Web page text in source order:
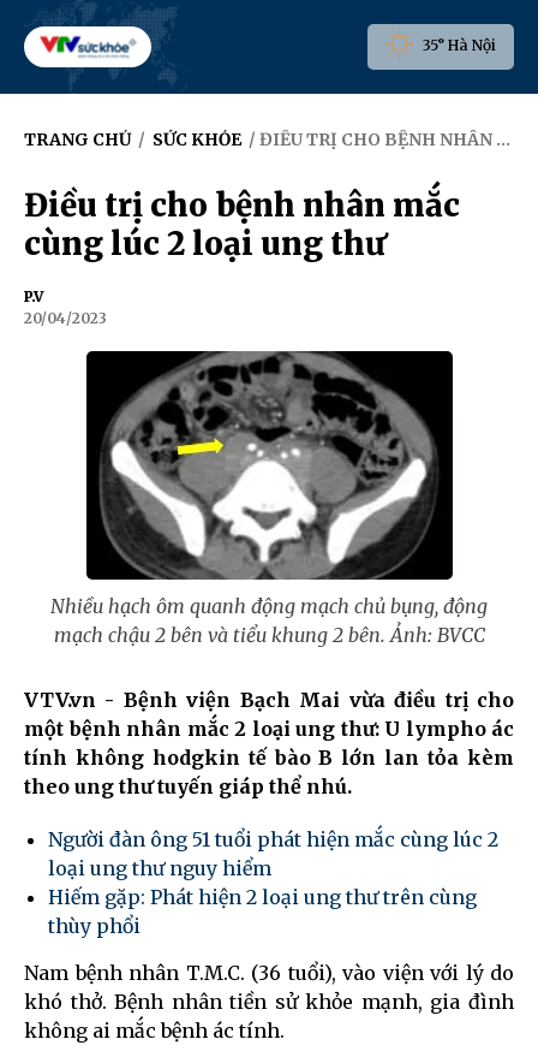
35° Hà Nội
TRANG CHỦ / SỨC KHỎE / ĐIỀU TRỊ CHO BỆNH NHÂN MẮC CÙNG LÚC 2 LOẠI UNG THƯ
Điều trị cho bệnh nhân mắc
cùng lúc 2 loại ung thư
P.V
20/04/2023
Nhiều hạch ôm quanh động mạch chủ bụng, động
mạch chậu 2 bên và tiểu khung 2 bên. Ảnh: BVCC
VTV.vn - Bệnh viện Bạch Mai vừa điều trị cho
một bệnh nhân mắc 2 loại ung thư: U lympho ác
tính không hodgkin tế bào B lớn lan tỏa kèm
theo ung thư tuyến giáp thể nhú.
Người đàn ông 51 tuổi phát hiện mắc cùng lúc 2
loại ung thư nguy hiểm
Hiếm gặp: Phát hiện 2 loại ung thư trên cùng
thùy phổi
Nam bệnh nhân T.M.C. (36 tuổi), vào viện với lý do
khó thở. Bệnh nhân tiền sử khỏe mạnh, gia đình
không ai mắc bệnh ác tính.